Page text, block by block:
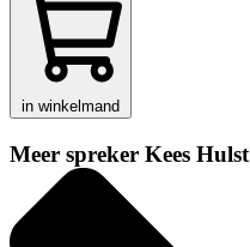
in winkelmand
Meer spreker Kees Hulst